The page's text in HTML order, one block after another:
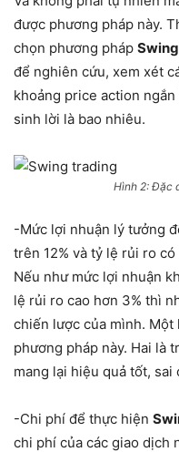
được phương pháp này.
chọn phương pháp
để nghiên cứu, xem xét
khoảng price action
sinh lời là bao nhiêu.
Hình 2: Đặc
-Mức lợi nhuận lý tưởng
trên 12% và tỷ lệ rủi ro
Nếu như mức lợi nhuận
lệ rủi ro cao hơn 3% thì
chiến lược của mình.
phương pháp này. Hai là
mang lại hiệu quả tốt, sai
-Chi phí để thực hiện
chi phí của các giao dịch